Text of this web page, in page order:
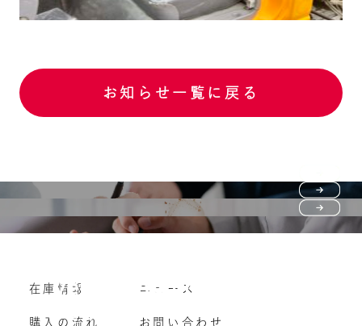
お知らせ一覧に戻る
購入の流れ
よくいただくご質問
Vehicle purchase
車両買い取り
在庫情報
購入の流れ
ニュース
お問い合わせ